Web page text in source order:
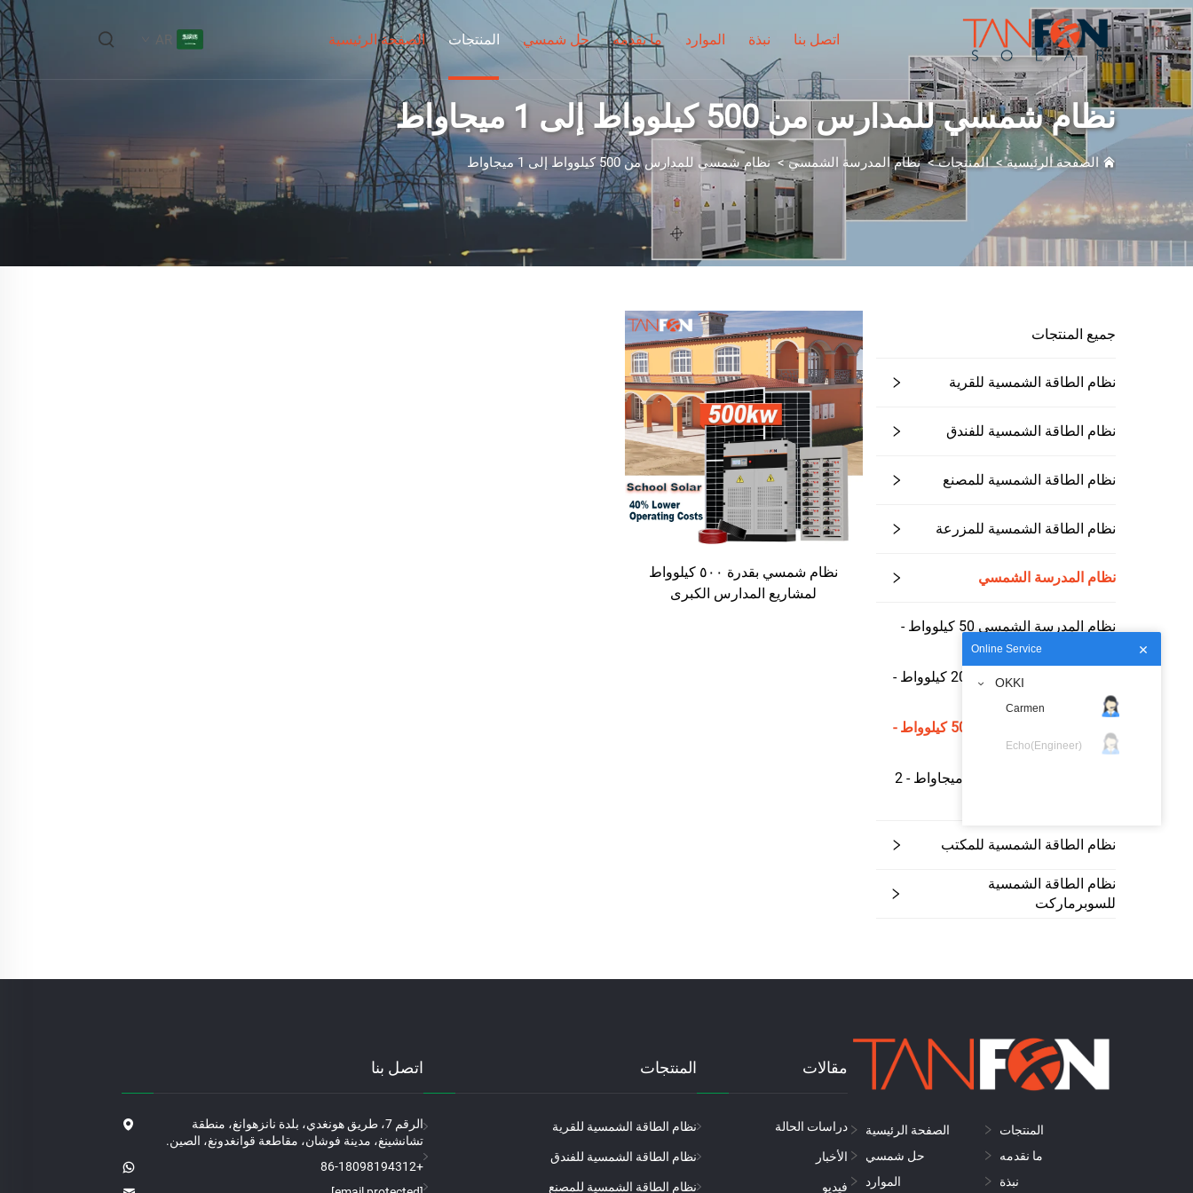
الصفحة الرئيسية المنتجات حل شمسي ما نقدمه الموارد نبذة اتصل بنا AR
نظام شمسي للمدارس من 500 كيلوواط إلى 1 ميجاواط
الصفحة الرئيسية>المنتجات>نظام المدرسة الشمسي> نظام شمسي للمدارس من 500 كيلوواط إلى 1 ميجاواط
جميع المنتجات
نظام الطاقة الشمسية للقرية
نظام الطاقة الشمسية للفندق
نظام الطاقة الشمسية للمصنع
نظام الطاقة الشمسية للمزرعة
نظام المدرسة الشمسي
نظام المدرسة الشمسي 50 كيلوواط -
نظام المدرسة الشمسي 200 كيلوواط -
500 كيلوواط
نظام المدرسة الشمسي 500 كيلوواط -
1 ميجاواط
نظام المدرسة الشمسي 1 ميجاواط - 2
نظام الطاقة الشمسية للمكتب
نظام الطاقة الشمسية
للسوبرماركت
نظام شمسي بقدرة ٥٠٠ كيلوواط
لمشاريع المدارس الكبرى
الصفحة الرئيسية
المنتجات
حل شمسي
ما نقدمه
الموارد
نبذة
مقالات
دراسات الحالة
الأخبار
فيديو
المنتجات
نظام الطاقة الشمسية للقرية
نظام الطاقة الشمسية للفندق
نظام الطاقة الشمسية للمصنع
اتصل بنا
الرقم 7، طريق هونغدي، بلدة نانزهوانغ، منطقة
تشانشينغ، مدينة فوشان، مقاطعة قوانغدونغ، الصين.
+86-18098194312
Online Service
OKKI
Carmen
Echo(Engineer)